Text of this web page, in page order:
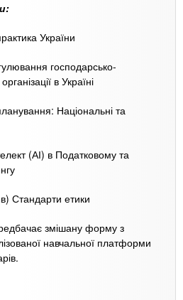
України
господарсько-
в Україні
Національні та
(АІ) в Податковому та
Стандарти етики
змішану форму з
навчальної платформи